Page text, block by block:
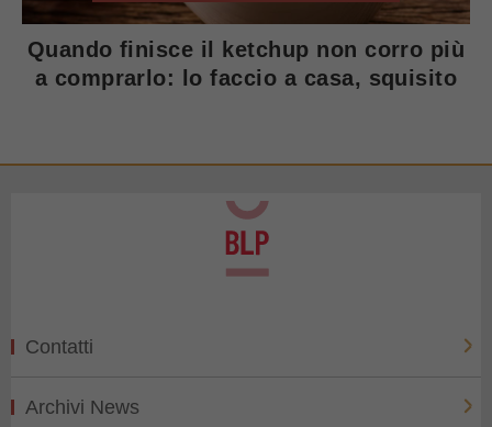
Quando finisce il ketchup non corro più
a comprarlo: lo faccio a casa, squisito
Contatti
Archivi News